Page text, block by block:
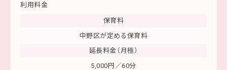
利用料金
保育料
中野区が定める保育料
延長料金（月極）
5,000円／60分